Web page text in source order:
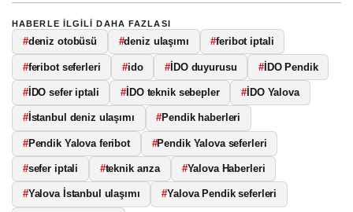
HABERLE ILGILI DAHA FAZLASI
#deniz otobüsü #deniz ulaşımı #feribot iptali
#feribot seferleri #ido #İDO duyurusu #İDO Pendik
#İDO sefer iptali # İDO teknik sebepler # İDO Yalova
#İstanbul deniz ulaşımı #Pendik haberleri
#Pendik Yalova feribot #Pendik Yalova seferleri
#sefer iptali #teknik arıza #Yalova Haberleri
#Yalova İstanbul ulaşımı #Yalova Pendik seferleri